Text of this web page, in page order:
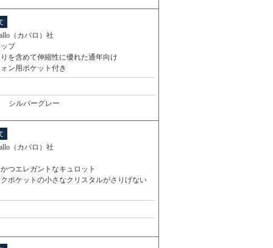
（カバロ）社
プ
を含めて伸縮性に優れた通年向け
ン用ポケット付き
シルバーグレー
（カバロ）社
つエレガントなキュロット
ポケットの小さなクリスタルがさりげない